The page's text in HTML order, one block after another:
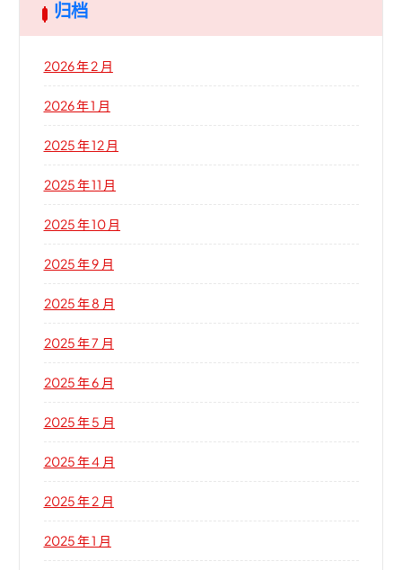
归档
2026 年 2 月
2026 年 1 月
2025 年 12 月
2025 年 11 月
2025 年 10 月
2025 年 9 月
2025 年 8 月
2025 年 7 月
2025 年 6 月
2025 年 5 月
2025 年 4 月
2025 年 2 月
2025 年 1 月